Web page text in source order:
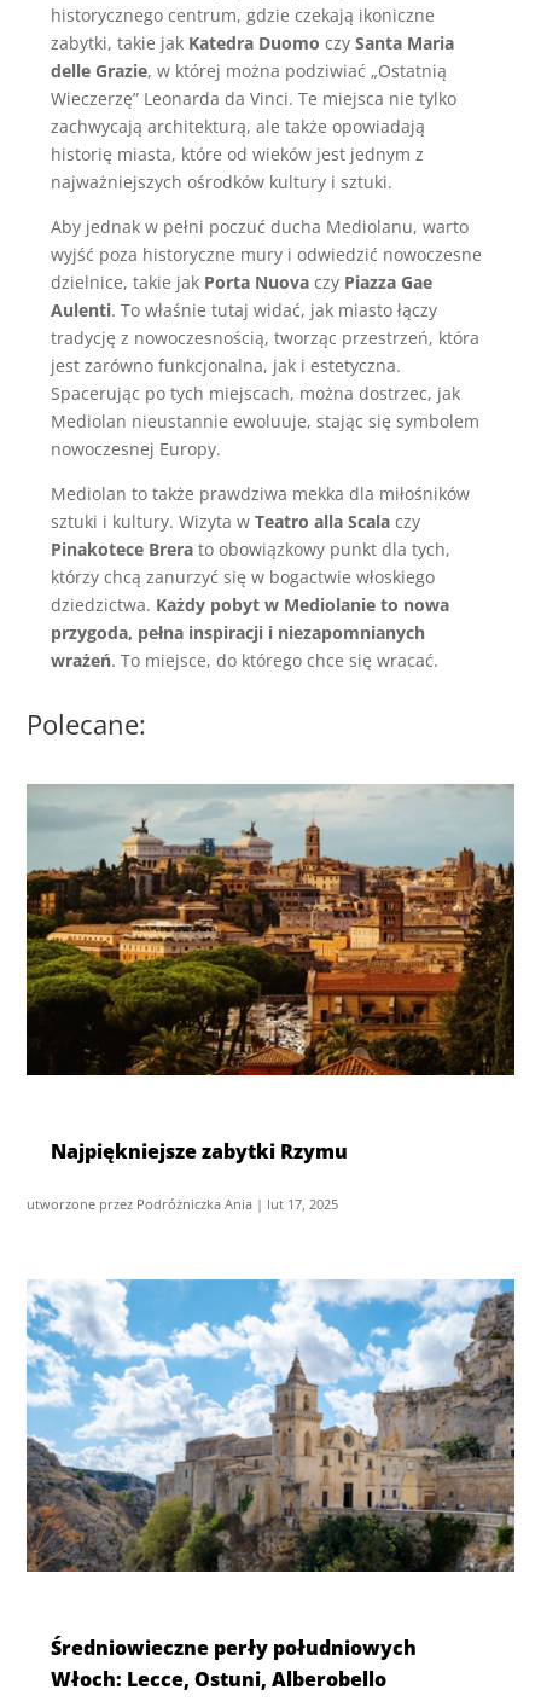
historycznego centrum, gdzie czekają ikoniczne
zabytki, takie jak Katedra Duomo czySanta Maria
delle Grazie, w której można podziwiać „Ostatnią
Wieczerzę” Leonarda da Vinci. Te miejsca nie tylko
zachwycają architekturą, ale także opowiadają
historię miasta, które od wieków jest jednym z
najważniejszych ośrodków kultury i sztuki.
Aby jednak w pełni poczuć ducha Mediolanu, warto
wyjść poza historyczne mury i odwiedzić nowoczesne
dzielnice, takie jak Porta Nuova czy Piazza Gae
Aulenti. To właśnie tutaj widać, jak miasto łączy
tradycję z nowoczesnością, tworząc przestrzeń, która
jest zarówno funkcjonalna, jak i estetyczna.
Spacerując po tych miejscach, można dostrzec, jak
Mediolan nieustannie ewoluuje, stając się symbolem
nowoczesnej Europy.
Mediolan to także prawdziwa mekka dla miłośników
sztuki i kultury. Wizyta wTeatro alla Scala czy
Pinakotece Brera to obowiązkowy punkt dla tych,
którzy chcą zanurzyć się w bogactwie włoskiego
dziedzictwa. Każdy pobyt w Mediolanie to nowa
przygoda, pełna inspiracji i niezapomnianych
wrażeń. To miejsce, do którego chce się wracać.
Polecane:
Najpiękniejsze zabytki Rzymu
utworzone przez Podróżniczka Ania | lut 17, 2025
Średniowieczne perły południowych
Włoch: Lecce, Ostuni, Alberobello